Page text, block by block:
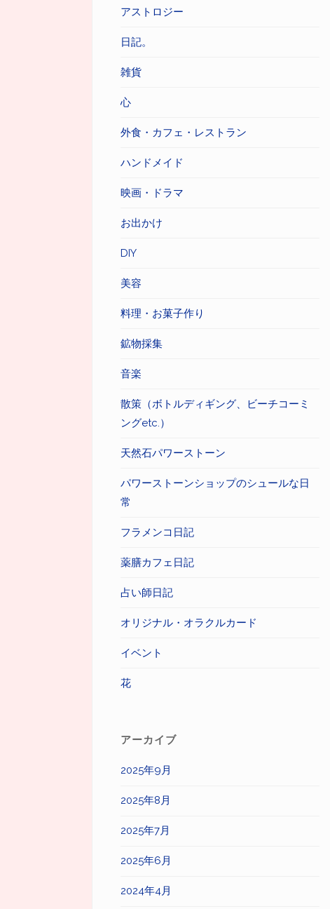
アストロジー
日記。
雑貨
心
外食・カフェ・レストラン
ハンドメイド
映画・ドラマ
お出かけ
DIY
美容
料理・お菓子作り
鉱物採集
音楽
散策（ボトルディギング、ビーチコーミ
ングetc.）
天然石パワーストーン
パワーストーンショップのシュールな日
常
フラメンコ日記
薬膳カフェ日記
占い師日記
オリジナル・オラクルカード
イベント
花
アーカイブ
2025年9月
2025年8月
2025年7月
2025年6月
2024年4月